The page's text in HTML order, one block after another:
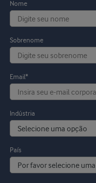
Nome
Sobrenome
Email*
Indústria
País